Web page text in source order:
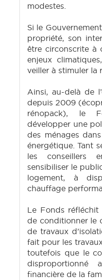
modestes.
Si le
propriété, son
être circonscrite à
enjeux
veiller à stimuler la
Ainsi, au-delà de
depuis 2009
rénopack), le
développer une
des ménages
énergétique. Tant
les conseillers
sensibiliser le
logement, à
chauffage
Le Fonds
de conditionner le
de travaux
fait pour les
toutefois que le
financière de la